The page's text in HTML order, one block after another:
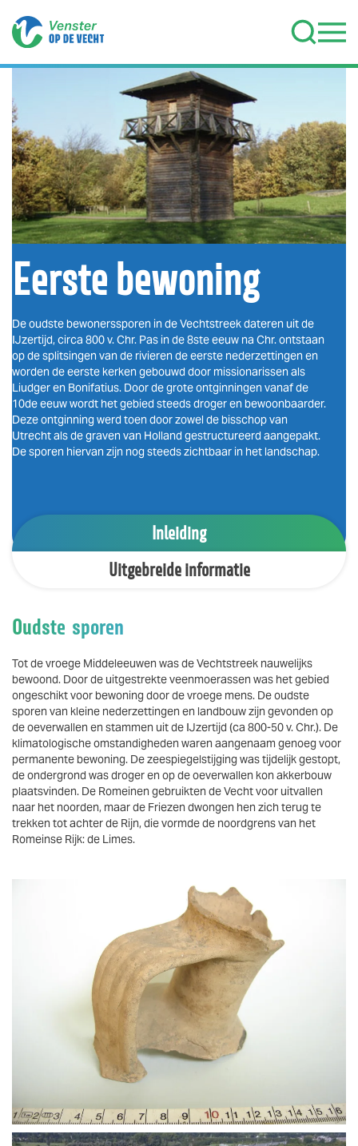
Terug naar hoofdinhoud
Eerste bewoning
De oudste bewonerssporen in de Vechtstreek dateren uit de
IJzertijd, circa 800 v. Chr. Pas in de 8ste eeuw na Chr. ontstaan
op de splitsingen van de rivieren de eerste nederzettingen en
worden de eerste kerken gebouwd door missionarissen als
Liudger en Bonifatius. Door de grote ontginningen vanaf de
10de eeuw wordt het gebied steeds droger en bewoonbaarder.
Deze ontginning werd toen door zowel de bisschop van
Utrecht als de graven van Holland gestructureerd aangepakt.
De sporen hiervan zijn nog steeds zichtbaar in het landschap.
Inleiding
Uitgebreide informatie
Oudste sporen
Tot de vroege Middeleeuwen was de Vechtstreek nauwelijks
bewoond. Door de uitgestrekte veenmoerassen was het gebied
ongeschikt voor bewoning door de vroege mens. De oudste
sporen van kleine nederzettingen en landbouw zijn gevonden op
de oeverwallen en stammen uit de IJzertijd (ca 800-50 v. Chr.). De
klimatologische omstandigheden waren aangenaam genoeg voor
permanente bewoning. De zeespiegelstijging was tijdelijk gestopt,
de ondergrond was droger en op de oeverwallen kon akkerbouw
plaatsvinden. De Romeinen gebruikten de Vecht voor uitvallen
naar het noorden, maar de Friezen dwongen hen zich terug te
trekken tot achter de Rijn, die vormde de noordgrens van het
Romeinse Rijk: de Limes.
Vergroten